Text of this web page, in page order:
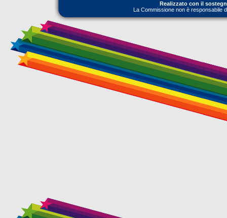
Realizzato con il
La Commissione non è responsabile